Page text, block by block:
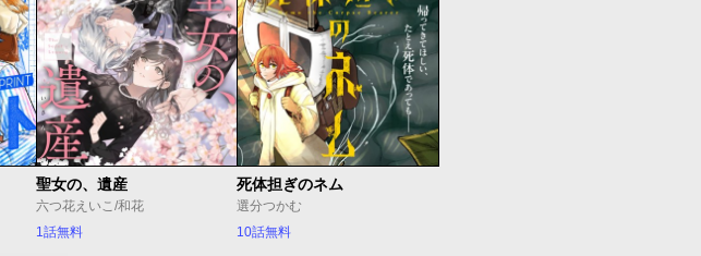
聖女の、遺産
六つ花えいこ/和花
1話無料
死体担ぎのネム
選分つかむ
10話無料